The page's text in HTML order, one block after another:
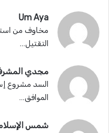
Um Aya
مخاوف من
التقتيل...
مجدي
الموافق...
شمس